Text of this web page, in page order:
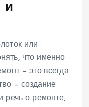
и
или
что именно
– это всегда
– создание
речь о ремонте,